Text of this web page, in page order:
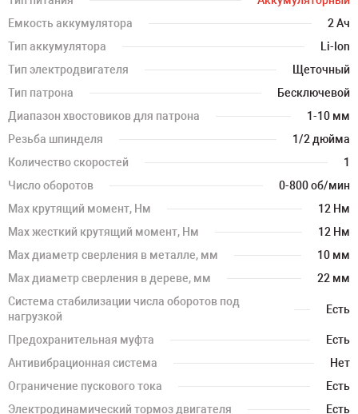
Емкость аккумулятора
2 Ач
Тип аккумулятора
Li-Ion
Тип электродвигателя
Щеточный
Тип патрона
Бесключевой
Диапазон хвостовиков для патрона
1-10 мм
Резьба шпинделя
1/2 дюйма
Количество скоростей
1
Число оборотов
0-800 об/мин
Мах крутящий момент, Нм
12 Нм
Мах жесткий крутящий момент, Нм
12 Нм
Мах диаметр сверления в металле, мм
10 мм
Мах диаметр сверления в дереве, мм
22 мм
Система стабилизации числа оборотов под
нагрузкой
Есть
Предохранительная муфта
Есть
Антивибрационная система
Нет
Ограничение пускового тока
Есть
Электродинамический тормоз двигателя
Есть